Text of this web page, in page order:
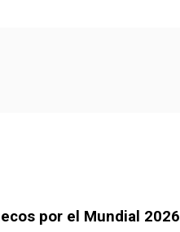
por el Mundial 2026